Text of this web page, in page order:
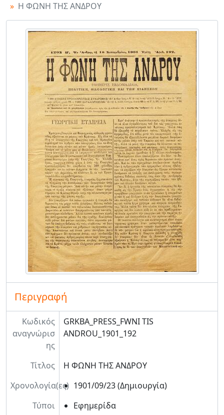
Η ΦΩΝΗ ΤΗΣ ΑΝΔΡΟΥ
Περιγραφή
Κωδικός
αναγνώρισ
ης
GRKBA_PRESS_FWNI TIS
ANDROU_1901_192
Τίτλος
Η ΦΩΝΗ ΤΗΣ ΑΝΔΡΟΥ
Χρονολογία(ες) 1901/09/23 (Δημιουργία)
Τύποι
Εφημερίδα